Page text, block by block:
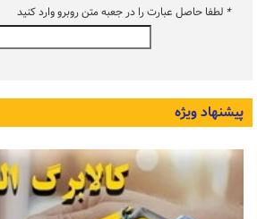
* لطفا حاصل عبارت را در جعبه متن روبرو وارد کنید
پیشنهاد ویژه